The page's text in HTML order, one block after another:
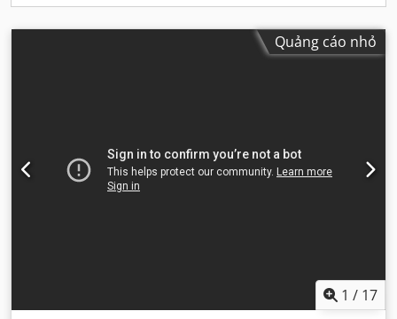
Quảng cáo nhỏ
1 / 17